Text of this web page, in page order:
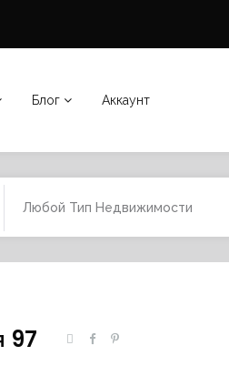
Блог Аккаунт
Любой Тип Недвижимости
97